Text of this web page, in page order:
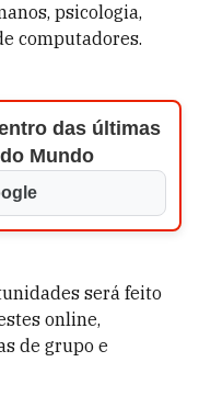
psicologia,
computadores.
das últimas
Mundo
será feito
online,
de grupo e